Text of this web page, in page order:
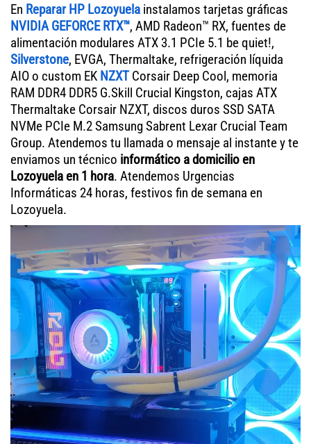
En Reparar HP Lozoyuela instalamos tarjetas gráficas
NVIDIA GEFORCE RTX™, AMD Radeon™ RX, fuentes de
alimentación modulares ATX 3.1 PCIe 5.1 be quiet!,
Silverstone, EVGA, Thermaltake, refrigeración líquida
AIO o custom EK NZXTCorsair Deep Cool, memoria
RAM DDR4 DDR5 G.Skill Crucial Kingston, cajas ATX
Thermaltake Corsair NZXT, discos duros SSD SATA
NVMe PCIe M.2 Samsung Sabrent Lexar Crucial Team
Group. Atendemos tu llamada o mensaje al instante y te
enviamos un técnico informático a domicilio en
Lozoyuela en 1 hora. Atendemos Urgencias
Informáticas 24 horas, festivos fin de semana en
Lozoyuela.